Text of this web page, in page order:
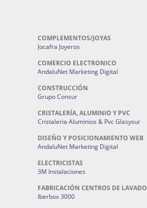
COMPLEMENTOS/JOYAS
Jocafra Joyeros
COMERCIO ELECTRONICO
AndaluNet Marketing Digital
CONSTRUCCIÓN
Grupo Consur
CRISTALERÍA, ALUMINIO Y PVC
Cristaleria Aluminios & Pvc Glasysur
DISEÑO Y POSICIONAMIENTO WEB
AndaluNet Marketing Digital
ELECTRICISTAS
3M Instalaciones
FABRICACIÓN CENTROS DE LAVADO
Iberbox 3000